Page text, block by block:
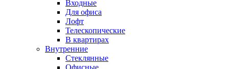
Входные
Для офиса
Лофт
Телескопические
В квартирах
Внутренние
Стеклянные
Офисные